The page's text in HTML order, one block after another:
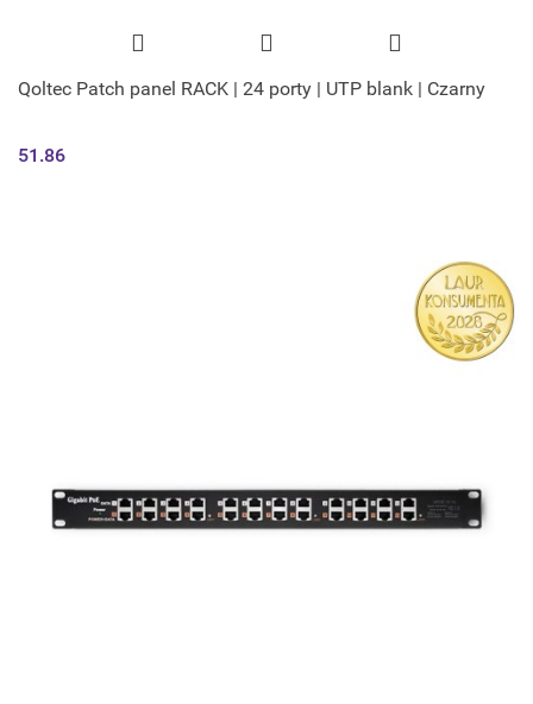
Qoltec Patch panel RACK | 24 porty | UTP blank | Czarny
51.86